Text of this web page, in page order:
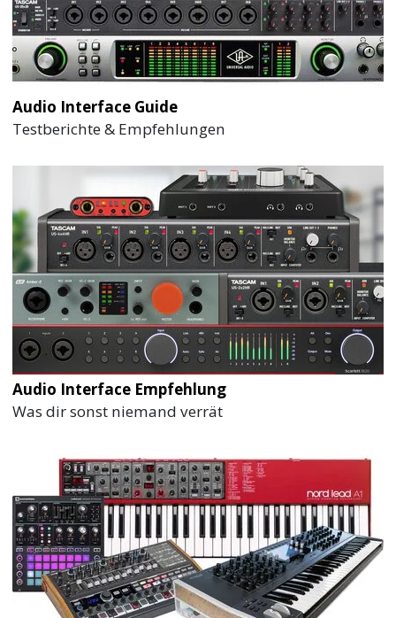
Audio Interface Guide
Testberichte & Empfehlungen
Audio Interface Empfehlung
Was dir sonst niemand verrät